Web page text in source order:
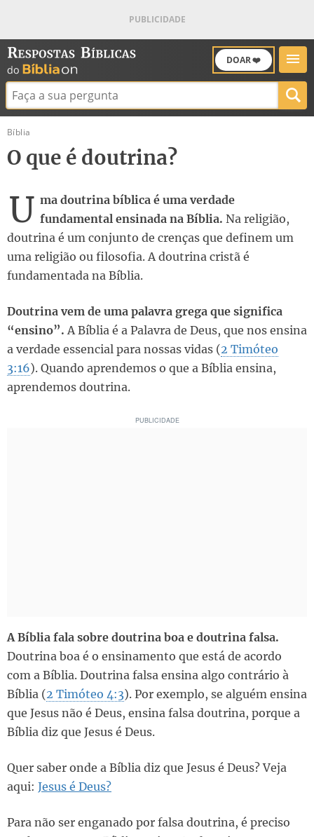
DOAR ❤️
Buscar:
Bíblia
O que é doutrina?
U ma doutrina bíblica é uma verdade
fundamental ensinada na Bíblia. Na religião,
doutrina é um conjunto de crenças que definem um
uma religião ou filosofia. A doutrina cristã é
fundamentada na Bíblia.
Doutrina vem de uma palavra grega que significa
“ensino”. A Bíblia é a Palavra de Deus, que nos ensina
a verdade essencial para nossas vidas (2 Timóteo
3:16). Quando aprendemos o que a Bíblia ensina,
aprendemos doutrina.
A Bíblia fala sobre doutrina boa e doutrina falsa.
Doutrina boa é o ensinamento que está de acordo
com a Bíblia. Doutrina falsa ensina algo contrário à
Bíblia (2 Timóteo 4:3). Por exemplo, se alguém ensina
que Jesus não é Deus, ensina falsa doutrina, porque a
Bíblia diz que Jesus é Deus.
Quer saber onde a Bíblia diz que Jesus é Deus? Veja
aqui: Jesus é Deus?
Para não ser enganado por falsa doutrina, é preciso